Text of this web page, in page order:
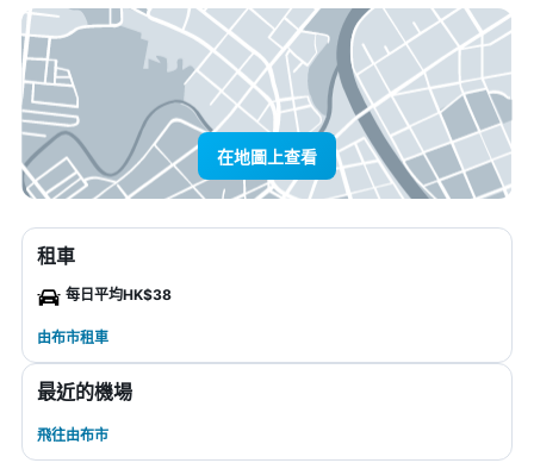
在地圖上查看
租車
每日平均HK$38
由布市租車
最近的機場
飛往由布市